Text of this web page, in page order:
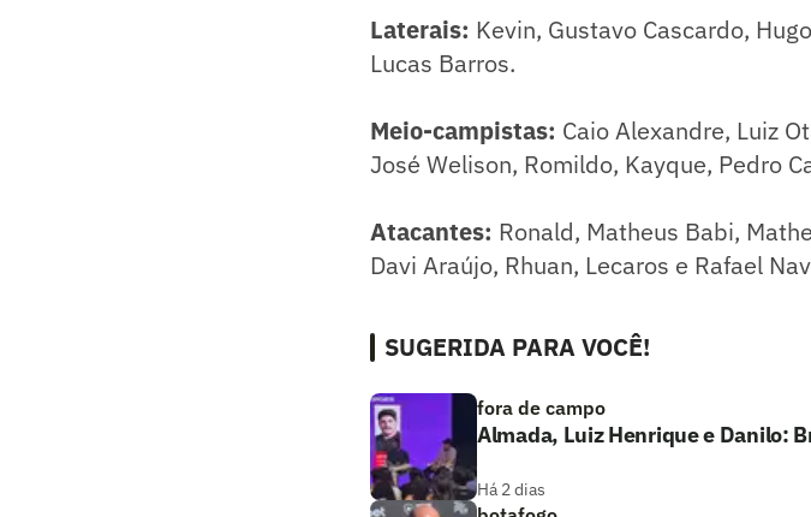
Laterais: Kevin, Gustavo Cascardo,
Lucas Barros.
Meio-campistas: Caio Alexandre, Luiz
José Welison, Romildo, Kayque, Pedro
Atacantes: Ronald, Matheus Babi,
Davi Araújo, Rhuan, Lecaros e Rafael
SUGERIDA PARA VOCÊ!
fora de campo
Almada, Luiz Henrique e Danilo:
Há 2 dias